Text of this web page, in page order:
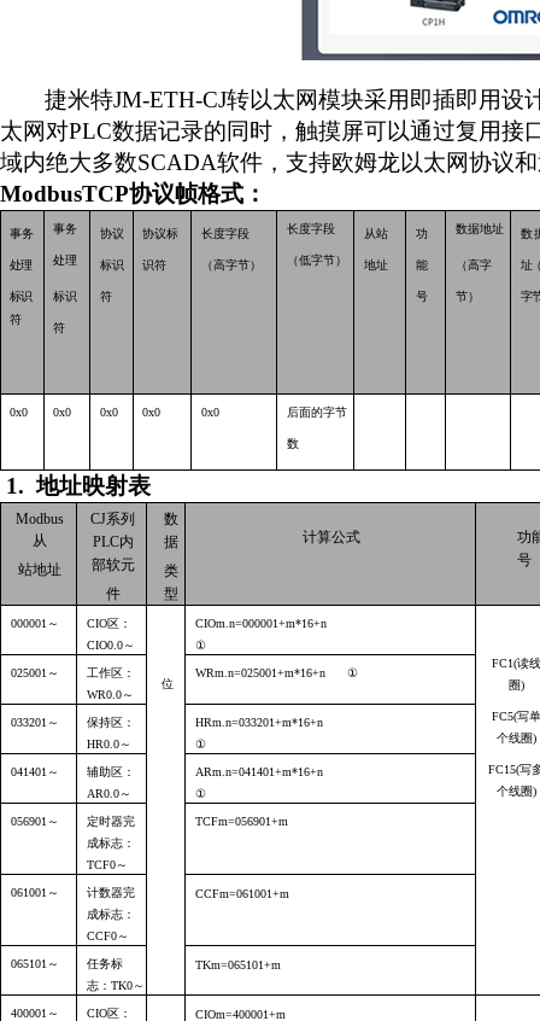
捷米特JM-ETH-CJ转以太网模块采用即插即用设
太网对PLC数据记录的同时，触摸屏可以通过复用接
域内绝大多数SCADA软件，支持欧姆龙以太网协议
ModbusTCP协议帧格式：
事务
处理
标识
符
事务
处理
标识
符
协议
标识
符
协议标
识符
长度字段
（高字节）
长度字段
（低字节）
从站
地址
功
能
号
数据地址
（高字
节）
数
址
字
0x0 0x0 0x0 0x0 0x0 后面的字节
数
1. 地址映射表
Modbus
从
站地址
CJ系列
PLC内
部软元
件
数
据
类
型
计算公式
功
号
000001 ～ CIO区：
CIO0.0～
位
CIOm.n=000001+m*16+n
①
FC1(读线
圈)
FC5(写单
个线圈)
FC15(写
个线圈)
025001 ～
工作区：
WR0.0～
WRm.n=025001+m*16+n ①
033201 ～
保持区：
HR0.0～
HRm.n=033201+m*16+n
①
041401 ～
辅助区：
AR0.0～
ARm.n=041401+m*16+n
①
056901 ～
定时器完
成标志：
TCF0～
TCFm=056901+m
061001 ～
计数器完
成标志：
CCF0～
CCFm=061001+m
065101 ～
任务标
志： TK0～
TKm=065101+m
400001 ～ CIO区： CIOm=400001+m